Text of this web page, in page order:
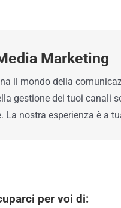
Marketing
il mondo della
gestione dei tuoi canali
La nostra esperienza è a
per voi di: